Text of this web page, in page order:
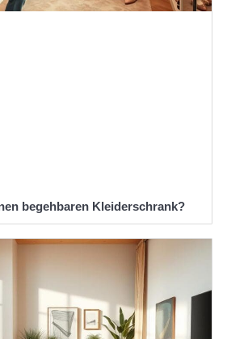
begehbaren Kleiderschrank?